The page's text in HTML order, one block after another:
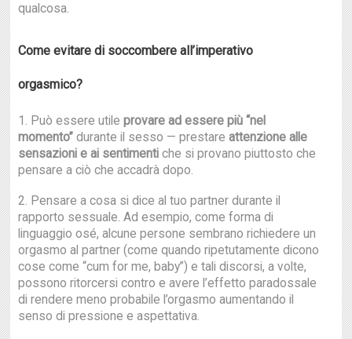
qualcosa.
Come evitare di soccombere all’imperativo
orgasmico?
1. Può essere utileprovare ad essere più “nel
momento” durante il sesso — prestareattenzione alle
sensazioni e ai sentimenti che si provano piuttosto che
pensare a ciò che accadrà dopo.
2. Pensare a cosa si dice al tuo partner durante il
rapporto sessuale. Ad esempio, come forma di
linguaggio osé, alcune persone sembrano richiedere un
orgasmo al partner (come quando ripetutamente dicono
cose come “cum for me, baby”) e tali discorsi, a volte,
possono ritorcersi contro e avere l’effetto paradossale
di rendere meno probabile l’orgasmo aumentando il
senso di pressione e aspettativa.